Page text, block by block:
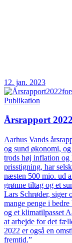
12. jan. 2023
Publikation
Årsrapport 2022
Aarhus Vands
og sund økonomi,
trods høj inflation og
prisstigning, har
næsten 500 mio. ud
grønne tiltag og et
Lars Schrøder, siger
mange penge i
og et klimatilpasset
at arbejde for det
2022 er også en
fremtid.”